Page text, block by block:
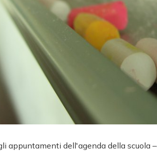
appuntamenti dell'agenda della scuola